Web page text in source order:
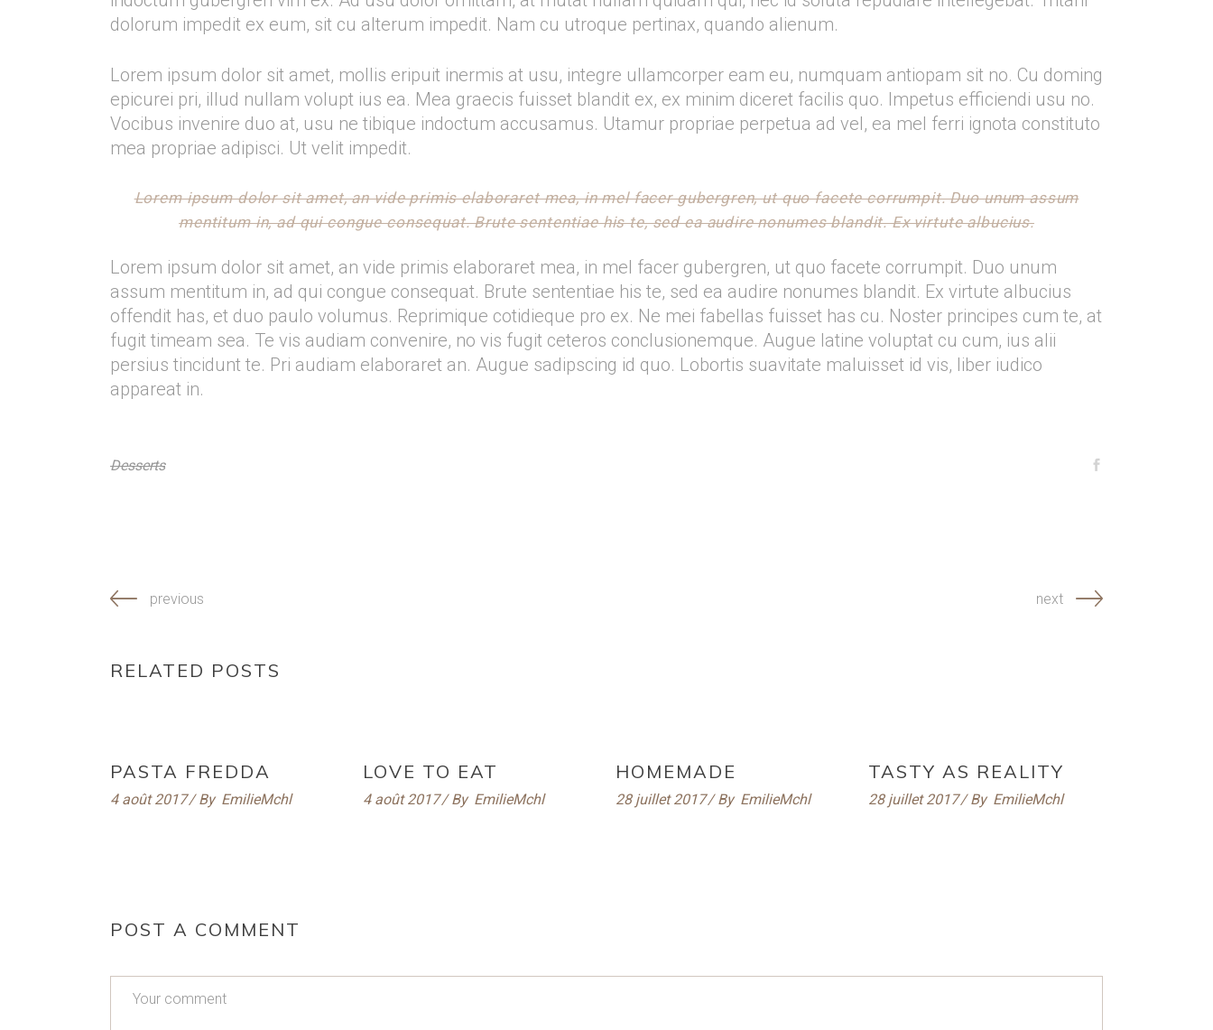
dolorum impedit ex eum, sit cu alterum impedit. Nam cu utroque pertinax, quando alienum.
Lorem ipsum dolor sit amet, mollis eripuit inermis at usu, integre ullamcorper eam eu, numquam antiopam sit no. Cu doming
epicurei pri, illud nullam volupt ius ea. Mea graecis fuisset blandit ex, ex minim diceret facilis quo. Impetus efficiendi usu no.
Vocibus invenire duo at, usu ne tibique indoctum accusamus. Utamur propriae perpetua ad vel, ea mel ferri ignota constituto
mea propriae adipisci. Ut velit impedit.
Lorem ipsum dolor sit amet, an vide primis elaboraret mea, in mel facer gubergren, ut quo facete corrumpit. Duo unum assum
mentitum in, ad qui congue consequat. Brute sententiae his te, sed ea audire nonumes blandit. Ex virtute albucius.
Lorem ipsum dolor sit amet, an vide primis elaboraret mea, in mel facer gubergren, ut quo facete corrumpit. Duo unum
assum mentitum in, ad qui congue consequat. Brute sententiae his te, sed ea audire nonumes blandit. Ex virtute albucius
offendit has, et duo paulo volumus. Reprimique cotidieque pro ex. Ne mei fabellas fuisset has cu. Noster principes cum te, at
fugit timeam sea. Te vis audiam convenire, no vis fugit ceteros conclusionemque. Augue latine voluptat cu cum, ius alii
persius tincidunt te. Pri audiam elaboraret an. Augue sadipscing id quo. Lobortis suavitate maluisset id vis, liber iudico
appareat in.
Desserts
previous next
RELATED POSTS
PASTA FREDDA
4 août 2017 By EmilieMchl
LOVE TO EAT
4 août 2017 By EmilieMchl
HOMEMADE
28 juillet 2017 By EmilieMchl
TASTY AS REALITY
28 juillet 2017 By EmilieMchl
POST A COMMENT